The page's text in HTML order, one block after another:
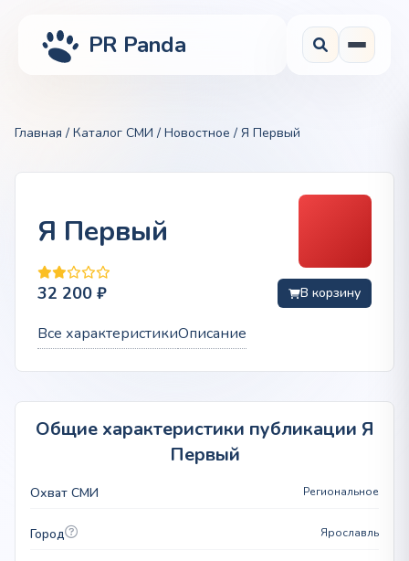
PR Panda
Главная / Каталог СМИ / Новостное / Я Первый
Я Первый
32 200 ₽ В корзину
Все характеристикиОписание
Общие характеристики публикации Я
Первый
Охват СМИ Региональное
Город Ярославль